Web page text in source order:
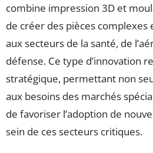
combine impression 3D et
de créer des pièces complexes
aux secteurs de la santé, de
défense. Ce type d’innovation
stratégique, permettant non
aux besoins des marchés
de favoriser l’adoption de
sein de ces secteurs critiques.